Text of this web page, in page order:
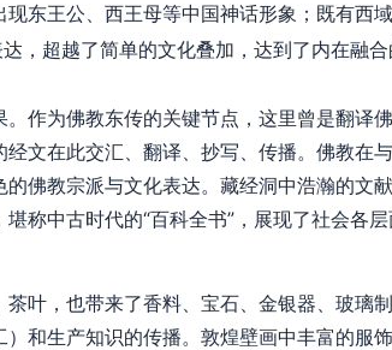
现东王公、西王母等中国神话形象；既有西
，超越了简单的文化叠加，达到了内在融合
作为佛教东传的关键节点，这里曾是翻译
文在此交汇、翻译、抄写、传播。佛教在
佛教宗派与文化表达。藏经洞中浩瀚的文
称中古时代的“百科全书”，展现了社会各层
叶，也带来了香料、宝石、金银器、玻璃
和生产知识的传播。敦煌壁画中丰富的服